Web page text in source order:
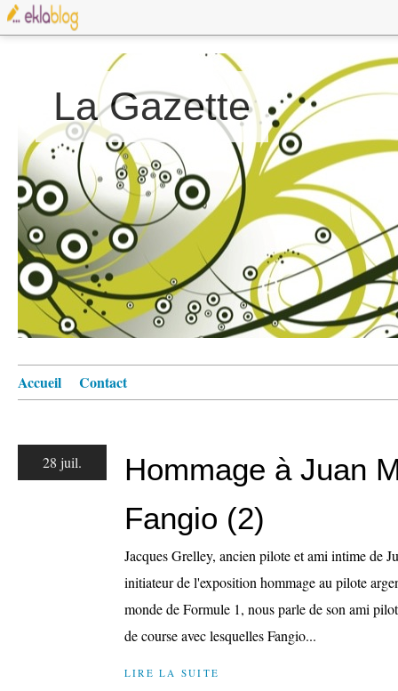
La Gazette
Accueil Contact
28 juil.
Hommage à Juan
Fangio (2)
Jacques Grelley, ancien pilote et ami intime de
initiateur de l'exposition hommage au pilote
monde de Formule 1, nous parle de son ami
de course avec lesquelles Fangio...
LIRE LA SUITE